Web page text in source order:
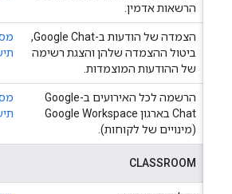
הרשאות אדמין.
הצמדה של הודעות ב-Google Chat,
ביטול ההצמדה שלהן והצגת רשימה
של ההודעות המוצמדות.
מסמכי
תיעוד
הרשמה לכל האירועים ב-Google
Chat בארגון Google Workspace
(מינויים של לקוחות).
מסמכי
תיעוד
CLASSROOM